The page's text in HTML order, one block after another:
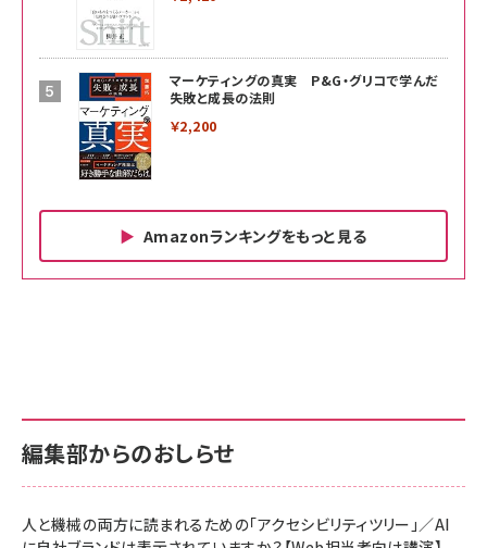
マーケティングの真実 P&G・グリコで学んだ
失敗と成長の法則
￥2,200
Amazonランキングをもっと見る
￥880
anan(アンアン)2026/06/24号 No.2500増刊
スペシャルエディション[王道エンタメの矜持／
￥1,100
サポート正規品 メーカー保証5年 KLMEA128G
NIMASO ガラスフィルム iPhone 17 用 保護フィ
すい ガイド枠付き いPhone17 (6.3インチ) 対応
2枚セット DSP25F1698
サポート正規品 メーカー保証5年 KLMEA128G
Amazon eギフトカード - Amazonロゴ - クラ
￥5,000
編集部からのおしらせ
人と機械の両方に読まれるための「アクセシビリティツリー」／AI